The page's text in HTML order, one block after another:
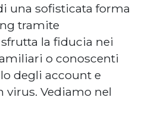
una sofisticata forma
tramite
la fiducia nei
o conoscenti
degli account e
virus. Vediamo nel